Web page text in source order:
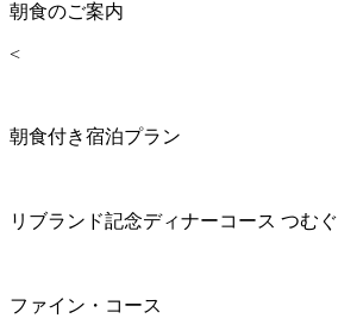
朝食のご案内
<
朝食付き宿泊プラン
リブランド記念ディナーコース つむぐ
ファイン・コース